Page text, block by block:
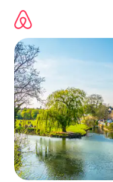
para
conteúdo